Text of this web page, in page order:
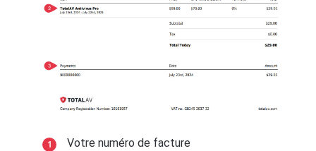
Votre numéro de facture